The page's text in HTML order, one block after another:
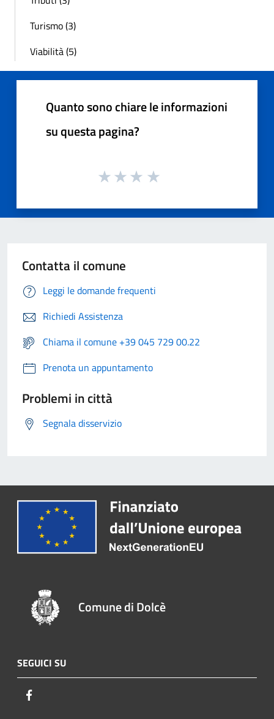
Turismo (3)
Viabilità (5)
Quanto sono chiare le informazioni
su questa pagina?
Contatta il comune
Leggi le domande frequenti
Richiedi Assistenza
Chiama il comune +39 045 729 00.22
Prenota un appuntamento
Problemi in città
Segnala disservizio
Comune di Dolcè
SEGUICI SU